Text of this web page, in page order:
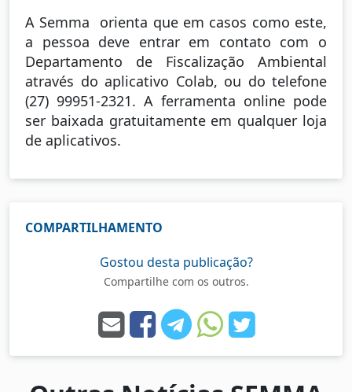
A Semma orienta que em casos como este,
a pessoa deve entrar em contato com o
Departamento de Fiscalização Ambiental
através do aplicativo Colab, ou do telefone
(27) 99951-2321. A ferramenta online pode
ser baixada gratuitamente em qualquer loja
de aplicativos.
COMPARTILHAMENTO
Gostou desta publicação?
Compartilhe com os outros.